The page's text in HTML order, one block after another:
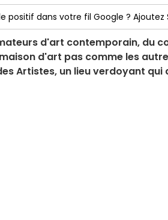
positif dans votre fil Google ? Ajoutez
d'art contemporain, du
d'art pas comme les
Artistes, un lieu verdoyant